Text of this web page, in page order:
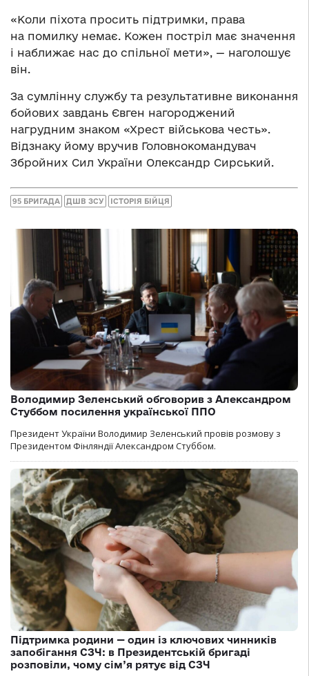
«Коли піхота просить підтримки, права
на помилку немає. Кожен постріл має значення
і наближає нас до спільної мети», — наголошує
він.
За сумлінну службу та результативне виконання
бойових завдань Євген нагороджений
нагрудним знаком «Хрест військова честь».
Відзнаку йому вручив Головнокомандувач
Збройних Сил України Олександр Сирський.
95 БРИГАДА ДШВ ЗСУ ІСТОРІЯ БІЙЦЯ
Володимир Зеленський обговорив з Александром
Стуббом посилення української ППО
Президент України Володимир Зеленський провів розмову з
Президентом Фінляндії Александром Стуббом.
Підтримка родини — один із ключових чинників
запобігання СЗЧ: в Президентській бригаді
розповіли, чому сім’я рятує від СЗЧ